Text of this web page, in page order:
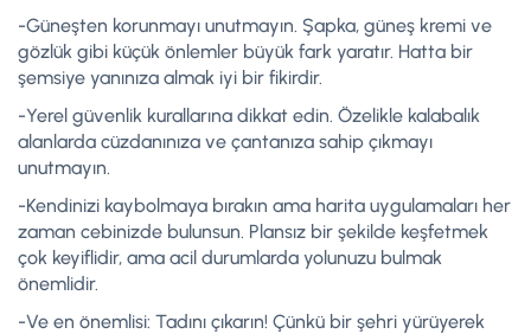
-Güneşten korunmayı unutmayın. Şapka, güneş kremi ve
gözlük gibi küçük önlemler büyük fark yaratır. Hatta bir
şemsiye yanınıza almak iyi bir fikirdir.
-Yerel güvenlik kurallarına dikkat edin. Özelikle kalabalık
alanlarda cüzdanınıza ve çantanıza sahip çıkmayı
unutmayın.
-Kendinizi kaybolmaya bırakın ama harita uygulamaları her
zaman cebinizde bulunsun. Plansız bir şekilde keşfetmek
çok keyiflidir, ama acil durumlarda yolunuzu bulmak
önemlidir.
-Ve en önemlisi: Tadını çıkarın! Çünkü bir şehri yürüyerek